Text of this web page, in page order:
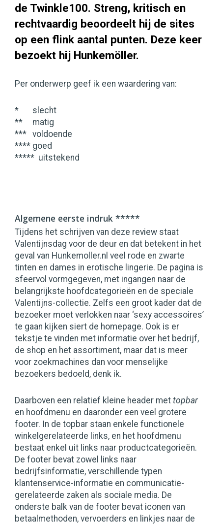
de Twinkle100. Streng, kritisch en
rechtvaardig beoordeelt hij de sites
op een flink aantal punten. Deze keer
bezoekt hij Hunkemöller.
Per onderwerp geef ik een waardering van:
* slecht
** matig
*** voldoende
**** goed
***** uitstekend
Algemene eerste indruk *****
Tijdens het schrijven van deze review staat
Valentijnsdag voor de deur en dat betekent in het
geval van Hunkemoller.nl veel rode en zwarte
tinten en dames in erotische lingerie. De pagina is
sfeervol vormgegeven, met ingangen naar de
belangrijkste hoofdcategorieën en de speciale
Valentijns-collectie. Zelfs een groot kader dat de
bezoeker moet verlokken naar ‘sexy accessoires’
te gaan kijken siert de homepage. Ook is er
tekstje te vinden met informatie over het bedrijf,
de shop en het assortiment, maar dat is meer
voor zoekmachines dan voor menselijke
bezoekers bedoeld, denk ik.
Daarboven een relatief kleine header met topbar
en hoofdmenu en daaronder een veel grotere
footer. In de topbar staan enkele functionele
winkelgerelateerde links, en het hoofdmenu
bestaat enkel uit links naar productcategorieën.
De footer bevat zowel links naar
bedrijfsinformatie, verschillende typen
klantenservice-informatie en communicatie-
gerelateerde zaken als sociale media. De
onderste balk van de footer bevat iconen van
betaalmethoden, vervoerders en linkjes naar de